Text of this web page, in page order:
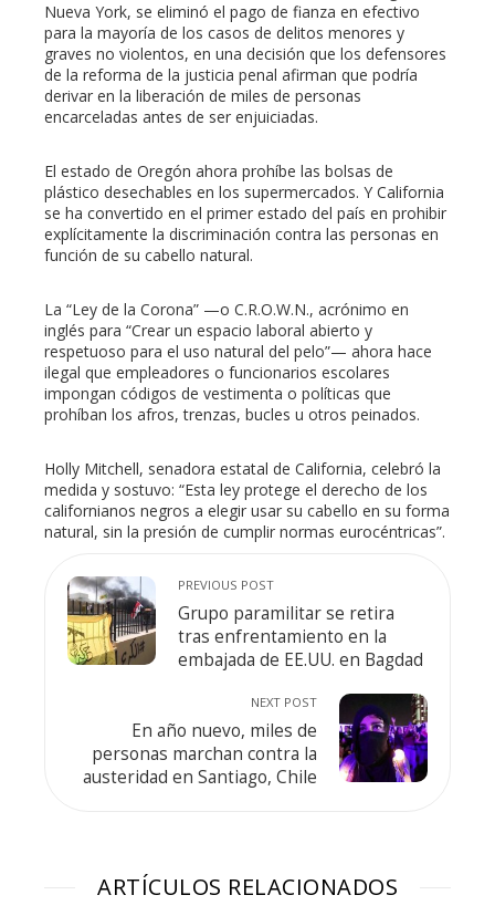
Nueva York, se eliminó el pago de fianza en efectivo
para la mayoría de los casos de delitos menores y
graves no violentos, en una decisión que los defensores
de la reforma de la justicia penal afirman que podría
derivar en la liberación de miles de personas
encarceladas antes de ser enjuiciadas.
El estado de Oregón ahora prohíbe las bolsas de
plástico desechables en los supermercados. Y California
se ha convertido en el primer estado del país en prohibir
explícitamente la discriminación contra las personas en
función de su cabello natural.
La “Ley de la Corona” —o C.R.O.W.N., acrónimo en
inglés para “Crear un espacio laboral abierto y
respetuoso para el uso natural del pelo”— ahora hace
ilegal que empleadores o funcionarios escolares
impongan códigos de vestimenta o políticas que
prohíban los afros, trenzas, bucles u otros peinados.
Holly Mitchell, senadora estatal de California, celebró la
medida y sostuvo: “Esta ley protege el derecho de los
californianos negros a elegir usar su cabello en su forma
natural, sin la presión de cumplir normas eurocéntricas”.
PREVIOUS POST
Grupo paramilitar se retira
tras enfrentamiento en la
embajada de EE.UU. en Bagdad
NEXT POST
En año nuevo, miles de
personas marchan contra la
austeridad en Santiago, Chile
ARTÍCULOS RELACIONADOS